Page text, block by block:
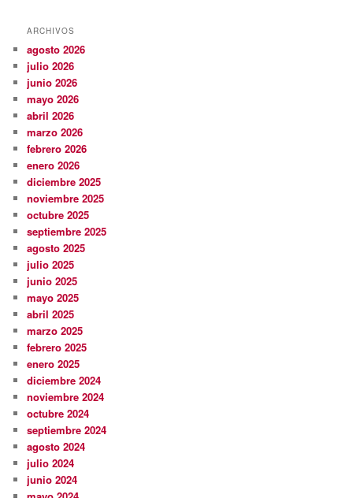
ARCHIVOS
agosto 2026
julio 2026
junio 2026
mayo 2026
abril 2026
marzo 2026
febrero 2026
enero 2026
diciembre 2025
noviembre 2025
octubre 2025
septiembre 2025
agosto 2025
julio 2025
junio 2025
mayo 2025
abril 2025
marzo 2025
febrero 2025
enero 2025
diciembre 2024
noviembre 2024
octubre 2024
septiembre 2024
agosto 2024
julio 2024
junio 2024